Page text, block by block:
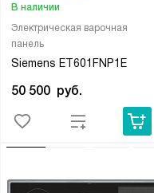
Электрическая варочная
панель
Siemens ET601FNP1E
В наличии
50 500 руб.